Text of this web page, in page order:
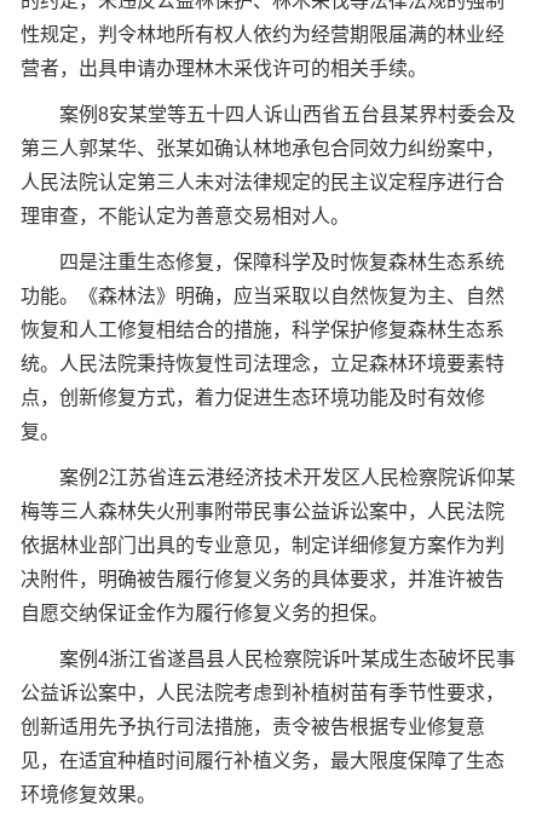
性规定，判令林地所有权人依约为经营期限届满的林业经
营者，出具申请办理林木采伐许可的相关手续。
案例8安某堂等五十四人诉山西省五台县某界村委会及
第三人郭某华、张某如确认林地承包合同效力纠纷案中，
人民法院认定第三人未对法律规定的民主议定程序进行合
理审查，不能认定为善意交易相对人。
四是注重生态修复，保障科学及时恢复森林生态系统
功能。《森林法》明确，应当采取以自然恢复为主、自然
恢复和人工修复相结合的措施，科学保护修复森林生态系
统。人民法院秉持恢复性司法理念，立足森林环境要素特
点，创新修复方式，着力促进生态环境功能及时有效修
复。
案例2江苏省连云港经济技术开发区人民检察院诉仰某
梅等三人森林失火刑事附带民事公益诉讼案中，人民法院
依据林业部门出具的专业意见，制定详细修复方案作为判
决附件，明确被告履行修复义务的具体要求，并准许被告
自愿交纳保证金作为履行修复义务的担保。
案例4浙江省遂昌县人民检察院诉叶某成生态破坏民事
公益诉讼案中，人民法院考虑到补植树苗有季节性要求，
创新适用先予执行司法措施，责令被告根据专业修复意
见，在适宜种植时间履行补植义务，最大限度保障了生态
环境修复效果。